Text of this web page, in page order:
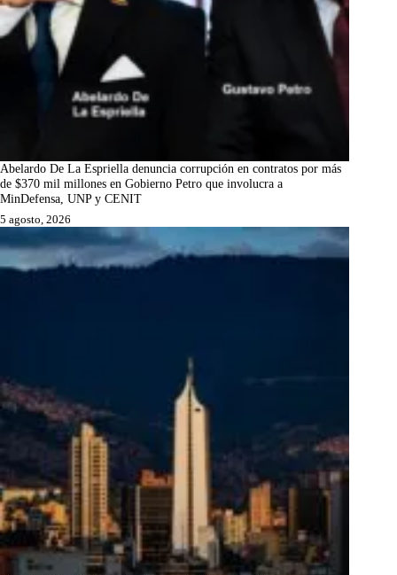
Abelardo De La Espriella denuncia corrupción en contratos por más
de $370 mil millones en Gobierno Petro que involucra a
MinDefensa, UNP y CENIT
5 agosto, 2026